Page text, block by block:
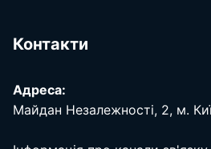
Контакти
Адреса:
Майдан Незалежності, 2, м.